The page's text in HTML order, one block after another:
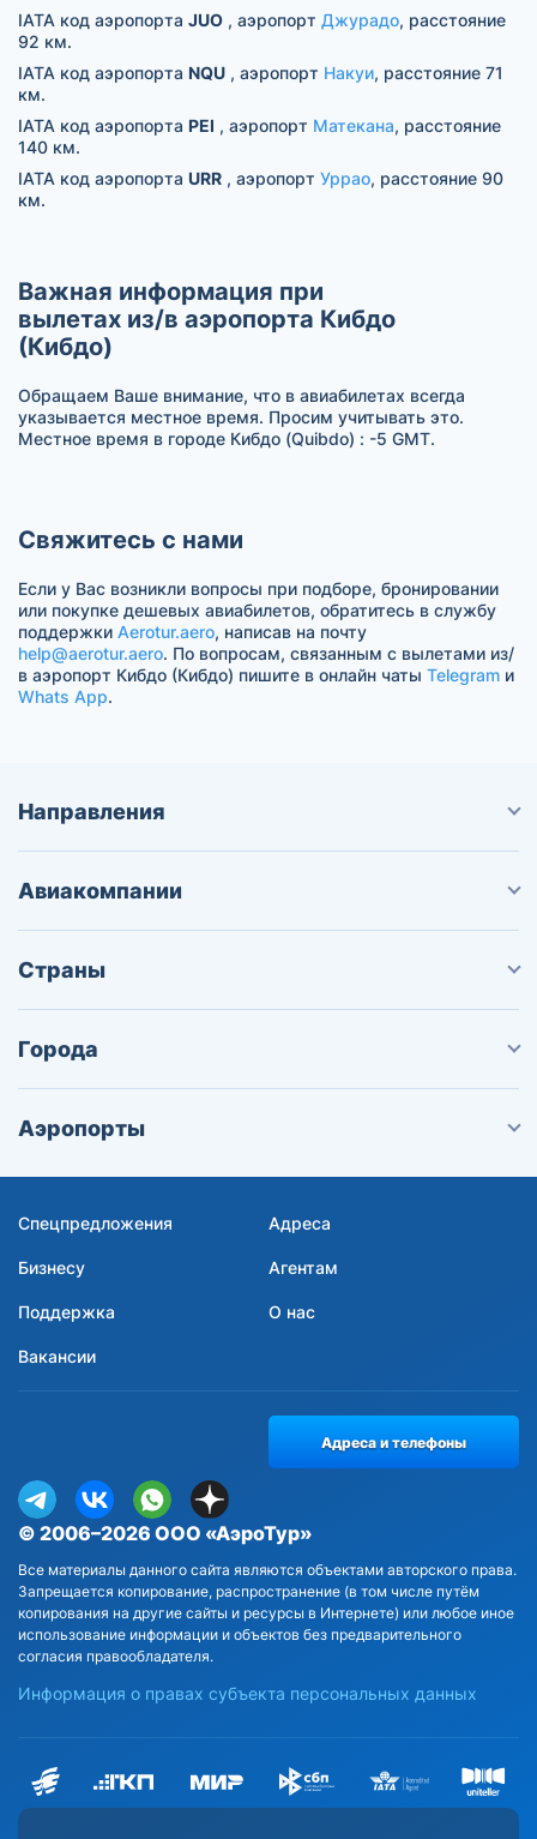
IATA код аэропорта JUO , аэропорт Джурадо, расстояние
92 км.
IATA код аэропорта NQU , аэропорт Накуи, расстояние 71
км.
IATA код аэропорта PEI , аэропорт Матекана, расстояние
140 км.
IATA код аэропорта URR , аэропорт Уррао, расстояние 90
км.
Важная информация при
вылетах из/в аэропорта Кибдо
(Кибдо)
Обращаем Ваше внимание, что в авиабилетах всегда
указывается местное время. Просим учитывать это.
Местное время в городе Кибдо (Quibdo) : -5 GMT.
Свяжитесь с нами
Если у Вас возникли вопросы при подборе, бронировании
или покупке дешевых авиабилетов, обратитесь в службу
поддержки Aerotur.aero, написав на почту
help@aerotur.aero. По вопросам, связанным с вылетами из/
в аэропорт Кибдо (Кибдо) пишите в онлайн чаты Telegram и
Whats App.
Направления
Авиакомпании
Страны
Города
Аэропорты
Спецпредложения Адреса
Бизнесу Агентам
Поддержка О нас
Вакансии
© 2006–2026 ООО «АэроТур»
Все материалы данного сайта являются объектами авторского права.
Запрещается копирование, распространение (в том числе путём
копирования на другие сайты и ресурсы в Интернете) или любое иное
использование информации и объектов без предварительного
согласия правообладателя.
Информация о правах субъекта персональных данных
Адреса и телефоны